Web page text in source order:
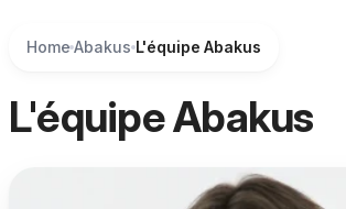
Home Abakus L'équipe Abakus
L'équipe Abakus